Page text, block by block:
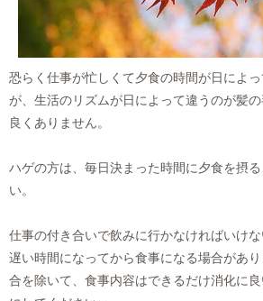
恐らく仕事が忙しくて夕食の時間が日によ
が、生活のリズムが日によって違うのが髪
良くありません。
ハゲの方は、毎日決まった時間に夕食を摂
い。
仕事の付き合いで飲みに行かなければいけ
遅い時間になってから食事になる場合があ
合を除いて、食事内容はできるだけ消化に